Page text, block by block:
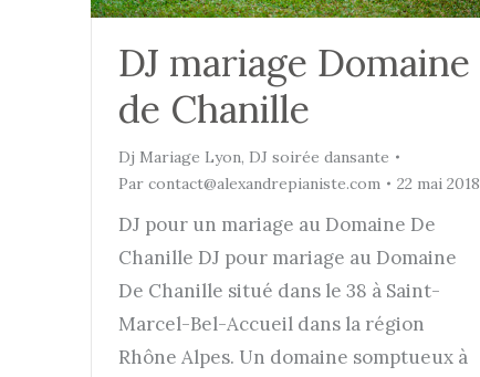
DJ mariage Domaine
de Chanille
Dj Mariage Lyon, DJ soirée dansante
Par contact@alexandrepianiste.com 22 mai 2018
DJ pour un mariage au Domaine De
Chanille DJ pour mariage au Domaine
De Chanille situé dans le 38 à Saint-
Marcel-Bel-Accueil dans la région
Rhône Alpes. Un domaine somptueux à